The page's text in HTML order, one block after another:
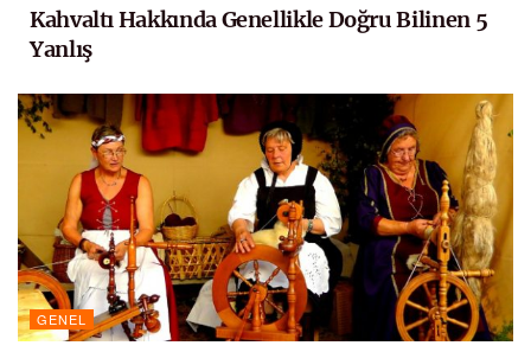
Kahvaltı Hakkında Genellikle Doğru Bilinen 5
Yanlış
GENEL